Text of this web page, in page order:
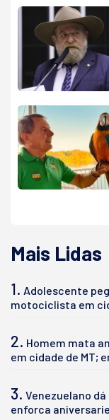
Mais Lidas
1. Adolescente
motociclista em
2. Homem mata
em cidade de MT;
3. Venezuelano
enforca